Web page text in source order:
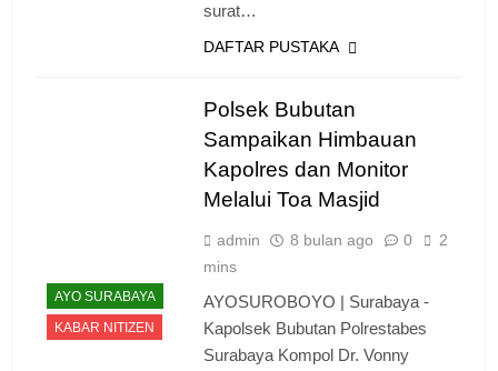
surat…
DAFTAR PUSTAKA
AYO SURABAYA
KABAR NITIZEN
Polsek Bubutan
Sampaikan Himbauan
Kapolres dan Monitor
Melalui Toa Masjid
admin 8 bulan ago 0
2
mins
AYOSUROBOYO | Surabaya -
Kapolsek Bubutan Polrestabes
Surabaya Kompol Dr. Vonny